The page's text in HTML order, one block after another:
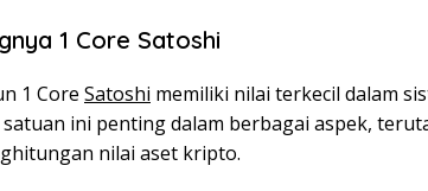
1 Core Satoshi
1 Core Satoshi memiliki nilai terkecil dalam
ini penting dalam berbagai aspek,
nilai aset kripto.